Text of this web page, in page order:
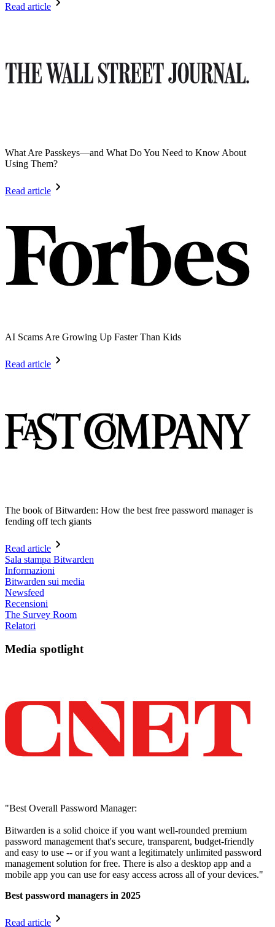
Read article
What Are Passkeys—and What Do You Need to Know About
Using Them?
Read article
AI Scams Are Growing Up Faster Than Kids
Read article
The book of Bitwarden: How the best free password manager is
fending off tech giants
Read article
Sala stampa Bitwarden
Informazioni
Bitwarden sui media
Newsfeed
Recensioni
The Survey Room
Relatori
Media spotlight
"Best Overall Password Manager:
Bitwarden is a solid choice if you want well-rounded premium
password management that's secure, transparent, budget-friendly
and easy to use -- or if you want a legitimately unlimited password
management solution for free. There is also a desktop app and a
mobile app you can use for easy access across all of your devices."
Best password managers in 2025
Read article